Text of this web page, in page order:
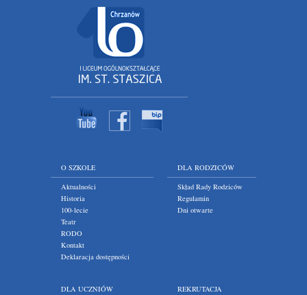
O SZKOLE
Aktualności
Historia
100-lecie
Teatr
RODO
Kontakt
Deklaracja dostępności
DLA RODZICÓW
Skład Rady Rodziców
Regulamin
Dni otwarte
DLA UCZNIÓW
REKRUTACJA